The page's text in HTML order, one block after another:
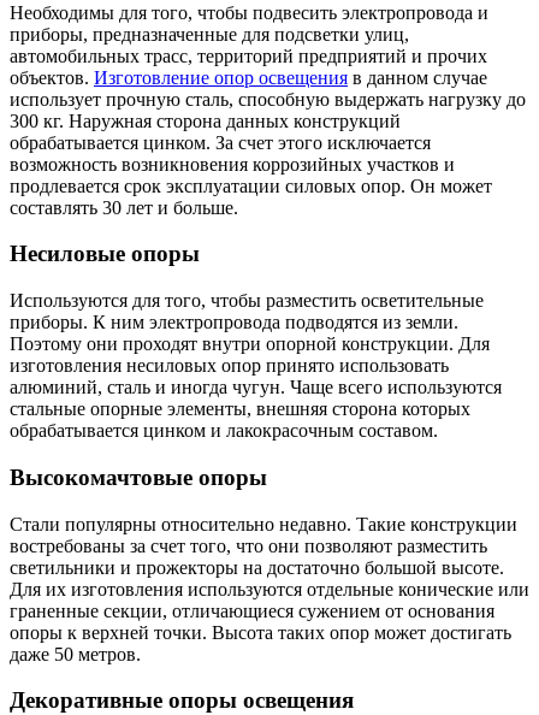
Необходимы для того, чтобы подвесить электропровода и
приборы, предназначенные для подсветки улиц,
автомобильных трасс, территорий предприятий и прочих
объектов. Изготовление опор освещения в данном случае
использует прочную сталь, способную выдержать нагрузку до
300 кг. Наружная сторона данных конструкций
обрабатывается цинком. За счет этого исключается
возможность возникновения коррозийных участков и
продлевается срок эксплуатации силовых опор. Он может
составлять 30 лет и больше.
Несиловые опоры
Используются для того, чтобы разместить осветительные
приборы. К ним электропровода подводятся из земли.
Поэтому они проходят внутри опорной конструкции. Для
изготовления несиловых опор принято использовать
алюминий, сталь и иногда чугун. Чаще всего используются
стальные опорные элементы, внешняя сторона которых
обрабатывается цинком и лакокрасочным составом.
Высокомачтовые опоры
Стали популярны относительно недавно. Такие конструкции
востребованы за счет того, что они позволяют разместить
светильники и прожекторы на достаточно большой высоте.
Для их изготовления используются отдельные конические или
граненные секции, отличающиеся сужением от основания
опоры к верхней точки. Высота таких опор может достигать
даже 50 метров.
Декоративные опоры освещения